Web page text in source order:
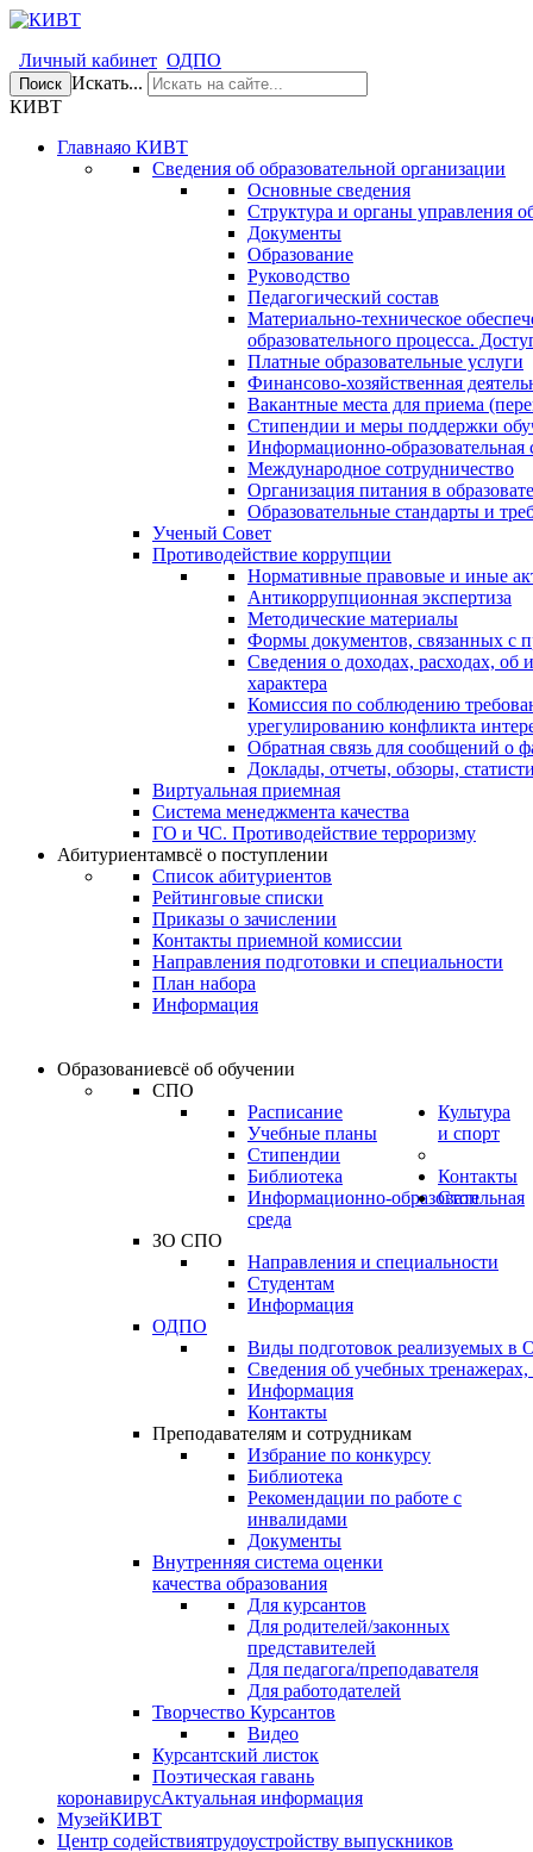
Личный кабинет ОДПО
Поиск Искать...
КИВТ
Главнаяо КИВТ
Сведения об образовательной организации
Основные сведения
Структура и органы управления
Документы
Образование
Руководство
Педагогический состав
Материально-техническое
образовательного процесса.
Платные образовательные услуги
Финансово-хозяйственная
Вакантные места для приема
Стипендии и меры поддержки
Информационно-образовательная
Международное сотрудничество
Организация питания в
Образовательные стандарты и
Ученый Совет
Противодействие коррупции
Нормативные правовые и иные
Антикоррупционная экспертиза
Методические материалы
Формы документов, связанных с
Сведения о доходах, расходах, об
характера
Комиссия по соблюдению
урегулированию конфликта
Обратная связь для сообщений о
Доклады, отчеты, обзоры,
Виртуальная приемная
Система менеджмента качества
ГО и ЧС. Противодействие терроризму
Абитуриентамвсё о поступлении
Список абитуриентов
Рейтинговые списки
Приказы о зачислении
Контакты приемной комиссии
Направления подготовки и специальности
План набора
Информация
Образованиевсё об обучении
СПО
Расписание
Учебные планы
Стипендии
Библиотека
Информационно-образовательная
среда
ЗО СПО
Направления и специальности
Студентам
Информация
ОДПО
Виды подготовок реализуемых
Сведения об учебных тренажерах,
Информация
Контакты
Преподавателям и сотрудникам
Избрание по конкурсу
Библиотека
Рекомендации по работе с
инвалидами
Документы
Внутренняя система оценки
качества образования
Для курсантов
Для родителей/законных
представителей
Для педагога/преподавателя
Для работодателей
Культура
и спорт
Творчество Курсантов
Видео
Курсантский листок
Поэтическая гавань
Контакты
Стоп
коронавирусАктуальная информация
МузейКИВТ
Центр содействиятрудоустройству выпускников